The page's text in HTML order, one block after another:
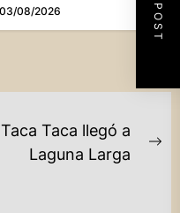
03/08/2026
Taca Taca llegó a
Laguna Larga